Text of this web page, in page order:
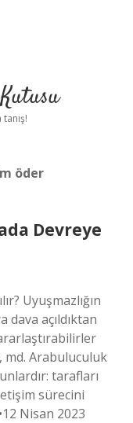
öder
Devreye
Uyuşmazlığın
dava açıldıktan
md. Arabuluculuk
tarafları
sürecini
Nisan 2023